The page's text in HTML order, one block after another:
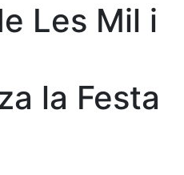
Les Mil i
la Festa